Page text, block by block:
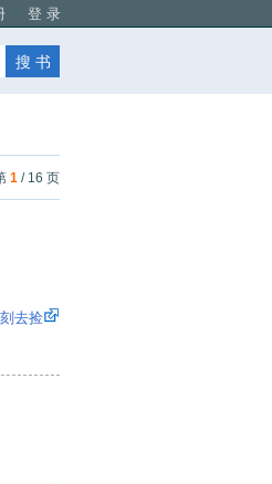
登 录
1 / 16 页
去捡